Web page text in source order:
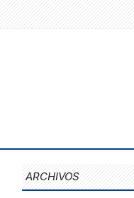
ARCHIVOS